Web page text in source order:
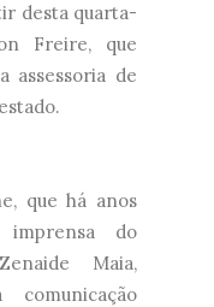
desta quarta-
Freire, que
assessoria de
que há anos
imprensa do
Maia,